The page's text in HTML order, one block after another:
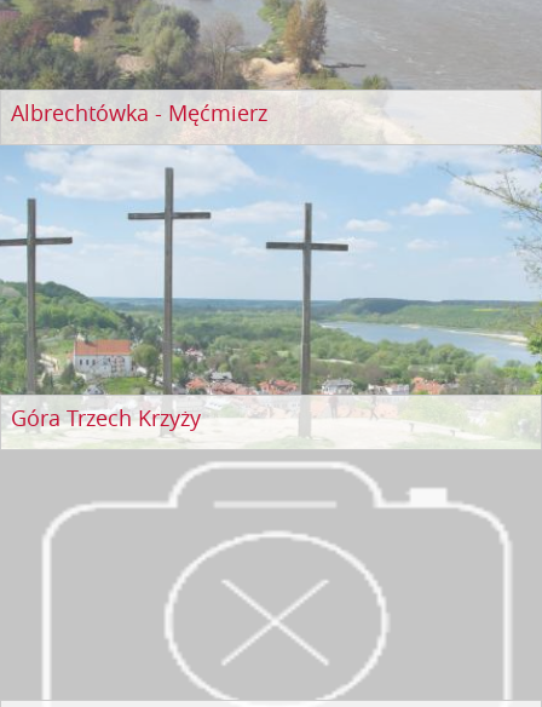
Albrechtówka - Męćmierz
Góra Trzech Krzyży